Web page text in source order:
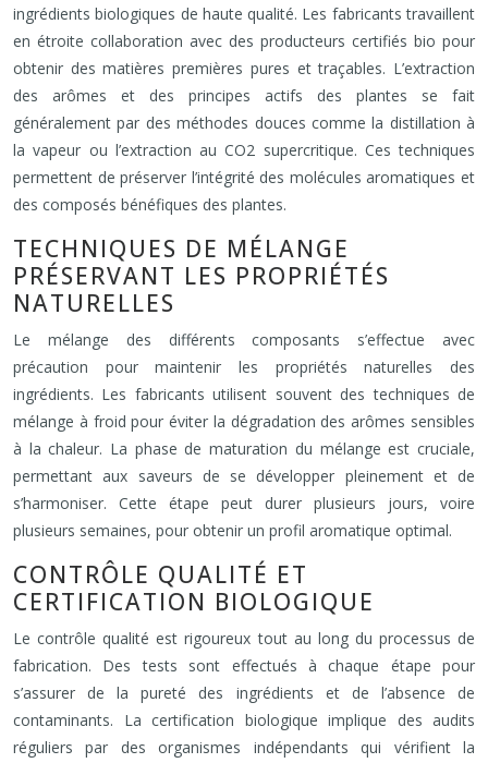
ingrédients biologiques de haute qualité. Les fabricants travaillent
en étroite collaboration avec des producteurs certifiés bio pour
obtenir des matières premières pures et traçables. L’extraction
des arômes et des principes actifs des plantes se fait
généralement par des méthodes douces comme la distillation à
la vapeur ou l’extraction au CO2 supercritique. Ces techniques
permettent de préserver l’intégrité des molécules aromatiques et
des composés bénéfiques des plantes.
TECHNIQUES DE MÉLANGE
PRÉSERVANT LES PROPRIÉTÉS
NATURELLES
Le mélange des différents composants s’effectue avec
précaution pour maintenir les propriétés naturelles des
ingrédients. Les fabricants utilisent souvent des techniques de
mélange à froid pour éviter la dégradation des arômes sensibles
à la chaleur. La phase de maturation du mélange est cruciale,
permettant aux saveurs de se développer pleinement et de
s’harmoniser. Cette étape peut durer plusieurs jours, voire
plusieurs semaines, pour obtenir un profil aromatique optimal.
CONTRÔLE QUALITÉ ET
CERTIFICATION BIOLOGIQUE
Le contrôle qualité est rigoureux tout au long du processus de
fabrication. Des tests sont effectués à chaque étape pour
s’assurer de la pureté des ingrédients et de l’absence de
contaminants. La certification biologique implique des audits
réguliers par des organismes indépendants qui vérifient la